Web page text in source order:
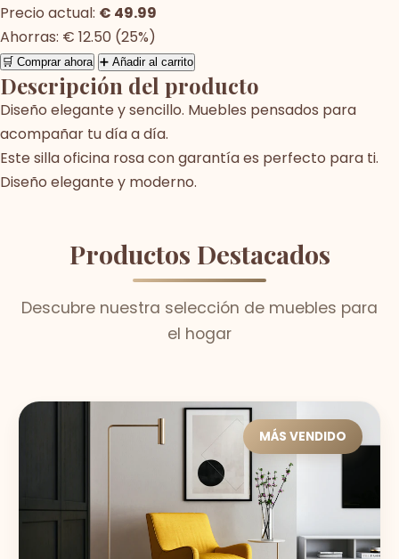
Precio actual: € 49.99
Ahorras: € 12.50 (25%)
🛒 Comprar ahora ➕ Añadir al carrito
Descripción del producto
Diseño elegante y sencillo. Muebles pensados para
acompañar tu día a día.
Este silla oficina rosa con garantía es perfecto para ti.
Diseño elegante y moderno.
Productos Destacados
Descubre nuestra selección de muebles para
el hogar
MÁS VENDIDO